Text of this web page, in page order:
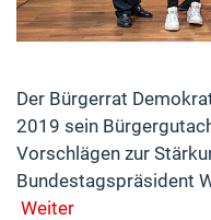
Der Bürgerrat
2019 sein
Vorschlägen zur
Bundestagspräsident
Weiter